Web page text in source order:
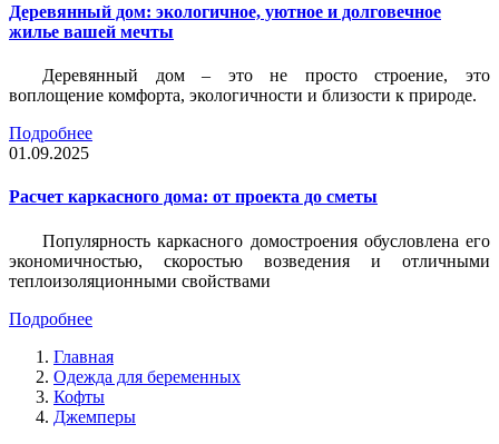
Деревянный дом: экологичное, уютное и долговечное
жилье вашей мечты
Деревянный дом – это не просто строение, это
воплощение комфорта, экологичности и близости к природе.
Подробнее
01.09.2025
Расчет каркасного дома: от проекта до сметы
Популярность каркасного домостроения обусловлена его
экономичностью, скоростью возведения и отличными
теплоизоляционными свойствами
Подробнее
Главная
Одежда для беременных
Кофты
Джемперы